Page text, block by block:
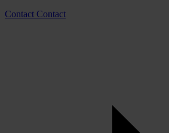
Contact Contact